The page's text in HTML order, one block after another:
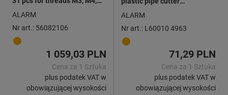
M5, M6, M8, M10, M12mm
ALARM
Nr art.: 56082106
1 059,03 PLN
Cena za 1 Sztuka
plus podatek VAT w
obowiązującej wysokości
max.D.24mm f.No.10070
ALARM
Nr art.: L60010 4963
71,29 PLN
Cena za 1 Sztuka
plus podatek VAT w
obowiązującej wysokości